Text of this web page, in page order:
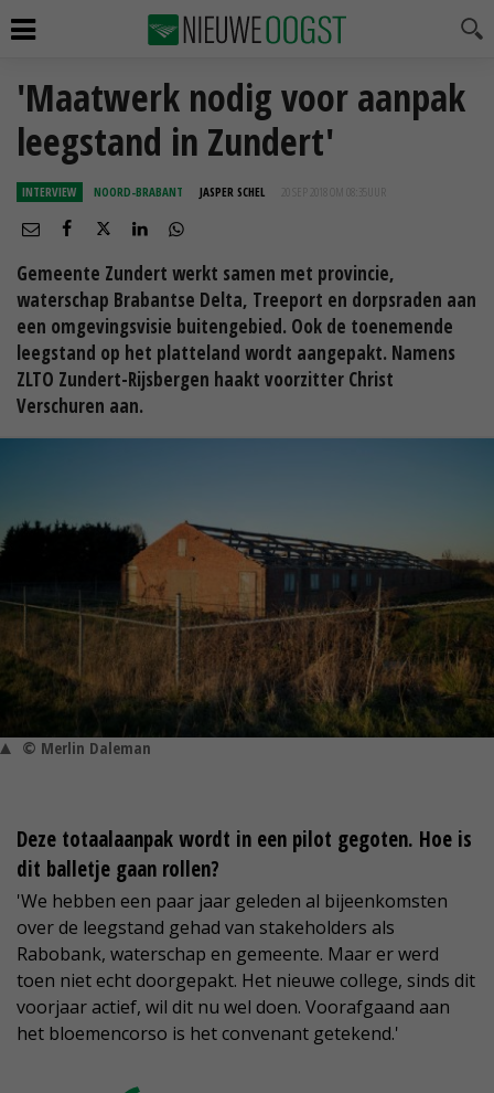
'Maatwerk nodig voor aanpak
leegstand in Zundert'
INTERVIEW NOORD-BRABANT JASPER SCHEL 20 SEP 2018 OM 08:35
Gemeente Zundert werkt samen met provincie,
waterschap Brabantse Delta, Treeport en dorpsraden aan
een omgevingsvisie buitengebied. Ook de toenemende
leegstand op het platteland wordt aangepakt. Namens
ZLTO Zundert-Rijsbergen haakt voorzitter Christ
Verschuren aan.
© Merlin Daleman
Deze totaalaanpak wordt in een pilot gegoten. Hoe is
dit balletje gaan rollen?
'We hebben een paar jaar geleden al bijeenkomsten
over de leegstand gehad van stakeholders als
Rabobank, waterschap en gemeente. Maar er werd
toen niet echt doorgepakt. Het nieuwe college, sinds dit
voorjaar actief, wil dit nu wel doen. Voorafgaand aan
het bloemencorso is het convenant getekend.'